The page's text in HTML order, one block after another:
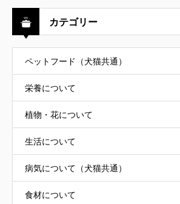
カテゴリー
ペットフード（犬猫共通）
栄養について
植物・花について
生活について
病気について（犬猫共通）
食材について